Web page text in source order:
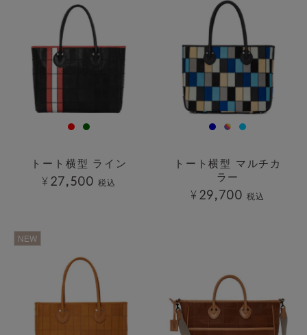
トート横型 ライン
¥ 27,500 税込
トート横型 マルチカ
ラー
¥ 29,700 税込
NEW